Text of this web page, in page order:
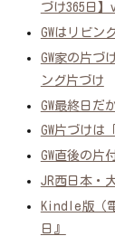
づけ365日
GWはリビン
GW家の片づ
ング片づけ
GW最終日だ
GW片づけは
GW直後の
JR西日本・
Kindle版（
日』